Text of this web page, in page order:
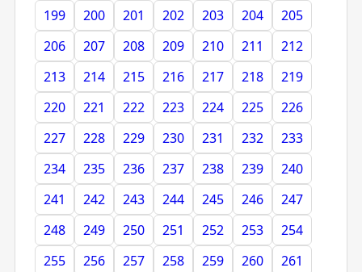
199
200 201 202 203 204
205
206
207 208 209 210 211
212
213
214 215 216 217 218
219
220
221 222 223 224 225
226
227
228 229 230 231 232
233
234
235 236 237 238 239
240
241
242 243 244 245 246
247
248
249 250 251 252 253
254
255
256 257 258 259 260 261